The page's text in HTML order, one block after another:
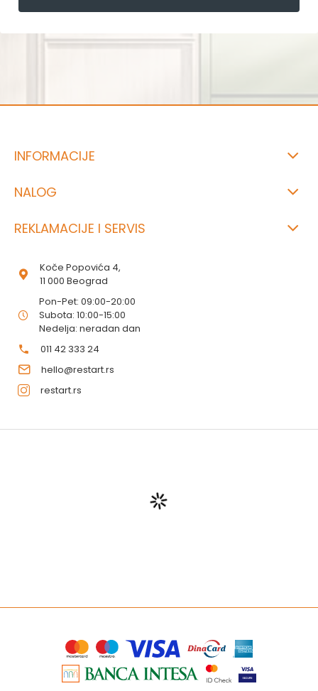
INFORMACIJE
NALOG
REKLAMACIJE I SERVIS
Koče Popovića 4,
11 000 Beograd
Pon-Pet: 09:00-20:00
Subota: 10:00-15:00
Nedelja: neradan dan
011 42 333 24
hello@restart.rs
restart.rs